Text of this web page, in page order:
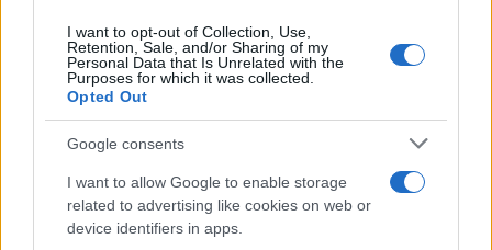
I want to opt-out of Collection, Use,
Retention, Sale, and/or Sharing of my
Personal Data that Is Unrelated with the
Purposes for which it was collected.
Opted Out
Google consents
I want to allow Google to enable storage
related to advertising like cookies on web or
device identifiers in apps.
News Hub UK
Lgbtq News
Investeren 24
NL Newz